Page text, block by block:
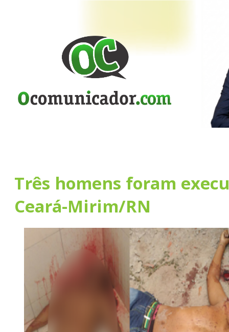
Três homens foram
Ceará-Mirim/RN